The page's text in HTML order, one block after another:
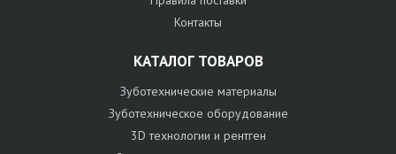
Контакты
КАТАЛОГ ТОВАРОВ
Зуботехнические материалы
Зуботехническое оборудование
3D технологии и рентген